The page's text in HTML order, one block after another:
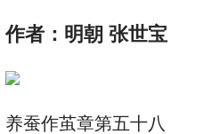
作者： 明朝 张世宝
养蚕作茧章第五十八